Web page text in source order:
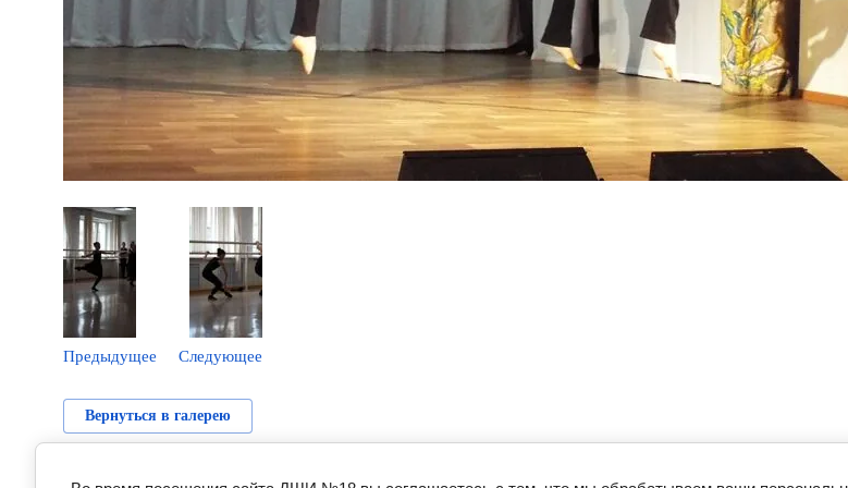
Предыдущее Следующее
Вернуться в галерею